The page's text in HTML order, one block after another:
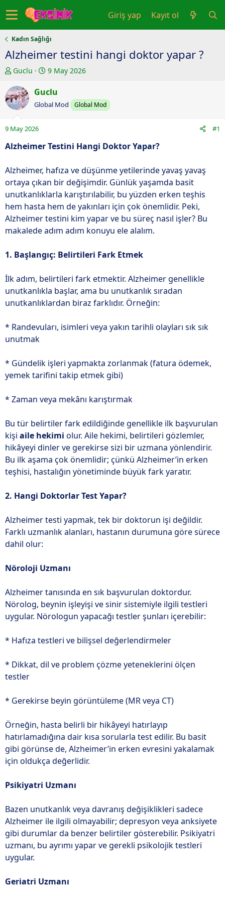
Giriş yap Kayıt ol
Kadın Sağlığı
Alzheimer testini hangi doktor yapar ?
K
n
u
y
u
b
a
a
t
a
n
Guclu
B
ş
l
ı
a
r
i
h
i
9 May 2026
Guclu
Global Mod Global Mod
9 May 2026 #1
Alzheimer Testini Hangi Doktor Yapar?
Alzheimer, hafıza ve düşünme yetilerinde yavaş yavaş
ortaya çıkan bir değişimdir. Günlük yaşamda basit
unutkanlıklarla karıştırılabilir, bu yüzden erken teşhis
hem hasta hem de yakınları için çok önemlidir. Peki,
Alzheimer testini kim yapar ve bu süreç nasıl işler? Bu
makalede adım adım konuyu ele alalım.
1. Başlangıç: Belirtileri Fark Etmek
İlk adım, belirtileri fark etmektir. Alzheimer genellikle
unutkanlıkla başlar, ama bu unutkanlık sıradan
unutkanlıklardan biraz farklıdır. Örneğin:
* Randevuları, isimleri veya yakın tarihli olayları sık sık
unutmak
* Gündelik işleri yapmakta zorlanmak (fatura ödemek,
yemek tarifini takip etmek gibi)
* Zaman veya mekânı karıştırmak
Bu tür belirtiler fark edildiğinde genellikle ilk başvurulan
kişi aile hekimi olur. Aile hekimi, belirtileri gözlemler,
hikâyeyi dinler ve gerekirse sizi bir uzmana yönlendirir.
Bu ilk aşama çok önemlidir; çünkü Alzheimer’in erken
teşhisi, hastalığın yönetiminde büyük fark yaratır.
2. Hangi Doktorlar Test Yapar?
Alzheimer testi yapmak, tek bir doktorun işi değildir.
Farklı uzmanlık alanları, hastanın durumuna göre sürece
dahil olur:
Nöroloji Uzmanı
Alzheimer tanısında en sık başvurulan doktordur.
Nörolog, beynin işleyişi ve sinir sistemiyle ilgili testleri
uygular. Nörologun yapacağı testler şunları içerebilir:
* Hafıza testleri ve bilişsel değerlendirmeler
* Dikkat, dil ve problem çözme yeteneklerini ölçen
testler
* Gerekirse beyin görüntüleme (MR veya CT)
Örneğin, hasta belirli bir hikâyeyi hatırlayıp
hatırlamadığına dair kısa sorularla test edilir. Bu basit
gibi görünse de, Alzheimer’in erken evresini yakalamak
için oldukça değerlidir.
Psikiyatri Uzmanı
Bazen unutkanlık veya davranış değişiklikleri sadece
Alzheimer ile ilgili olmayabilir; depresyon veya anksiyete
gibi durumlar da benzer belirtiler gösterebilir. Psikiyatri
uzmanı, bu ayrımı yapar ve gerekli psikolojik testleri
uygular.
Geriatri Uzmanı